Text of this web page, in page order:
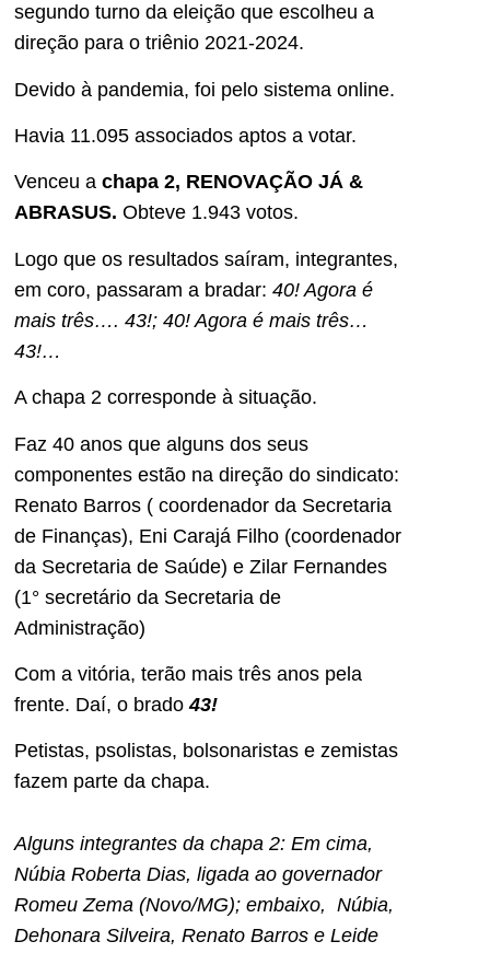
segundo turno da eleição que escolheu a
direção para o triênio 2021-2024.
Devido à pandemia, foi pelo sistema online.
Havia 11.095 associados aptos a votar.
Venceu a chapa 2, RENOVAÇÃO JÁ &
ABRASUS. Obteve 1.943 votos.
Logo que os resultados saíram, integrantes,
em coro, passaram a bradar: 40! Agora é
mais três…. 43!; 40! Agora é mais três…
43!…
A chapa 2 corresponde à situação.
Faz 40 anos que alguns dos seus
componentes estão na direção do sindicato:
Renato Barros ( coordenador da Secretaria
de Finanças), Eni Carajá Filho (coordenador
da Secretaria de Saúde) e Zilar Fernandes
(1° secretário da Secretaria de
Administração)
Com a vitória, terão mais três anos pela
frente. Daí, o brado 43!
Petistas, psolistas, bolsonaristas e zemistas
fazem parte da chapa.
Alguns integrantes da chapa 2: Em cima,
Núbia Roberta Dias, ligada ao governador
Romeu Zema (Novo/MG); embaixo, Núbia,
Dehonara Silveira, Renato Barros e Leide